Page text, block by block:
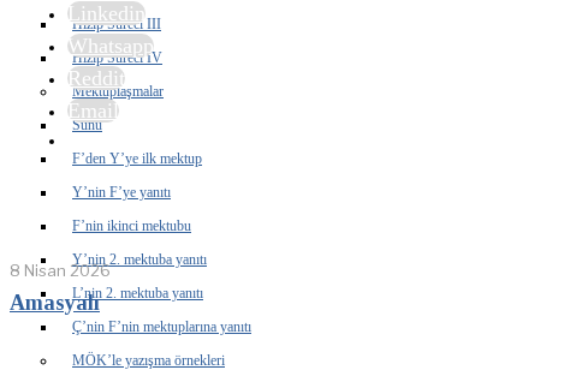
Hizip Süreci III
Hizip Süreci IV
Mektuplaşmalar
Sunu
F’den Y’ye ilk mektup
Y’nin F’ye yanıtı
F’nin ikinci mektubu
Y’nin 2. mektuba yanıtı
L’nin 2. mektuba yanıtı
Ç’nin F’nin mektuplarına yanıtı
MÖK’le yazışma örnekleri
Linkedin
Whatsapp
Reddit
Email
8 Nisan 2026
Amasyalı